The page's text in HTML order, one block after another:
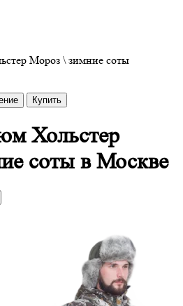
Мороз \ зимние соты
Купить
Хольстер
соты в Москве